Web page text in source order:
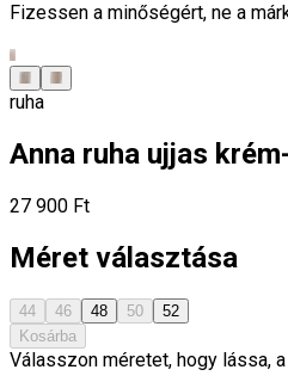
Fizessen a minőségért, ne a
ruha
Anna ruha ujjas
27 900 Ft
Méret választása
44 46 48 50
52
Kosárba
Válasszon méretet, hogy lássa,